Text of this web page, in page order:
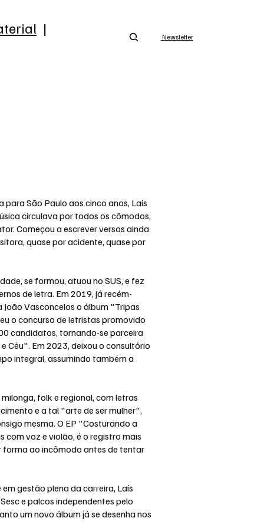
Newsletter
|
para São Paulo aos cinco anos, Laís
circulava por todos os cômodos,
Começou a escrever versos ainda
quase por acidente, quase por
se formou, atuou no SUS, e fez
de letra. Em 2019, já recém-
Vasconcelos o álbum "Tripas
o concurso de letristas promovido
candidatos, tornando-se parceira
Céu". Em 2023, deixou o consultório
integral, assumindo também a
folk e regional, com letras
e a tal "arte de ser mulher",
mesma. O EP "Costurando a
voz e violão, é o registro mais
forma ao incômodo antes de tentar
gestão plena da carreira, Laís
e palcos independentes pelo
um novo álbum já se desenha nos